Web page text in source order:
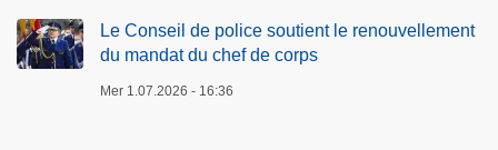
Le Conseil de police soutient le renouvellement
du mandat du chef de corps
Mer 1.07.2026 - 16:36